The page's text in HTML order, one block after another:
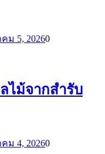
ม 5, 20260
ไม้จากสำรับ
ม 4, 20260